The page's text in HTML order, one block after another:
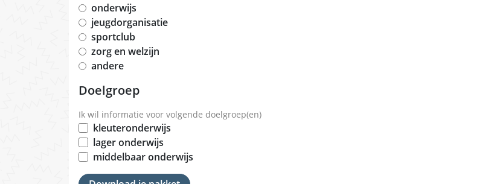
onderwijs
jeugdorganisatie
sportclub
zorg en welzijn
andere
Doelgroep
Ik wil informatie voor volgende doelgroep(en)
kleuteronderwijs
lager onderwijs
middelbaar onderwijs